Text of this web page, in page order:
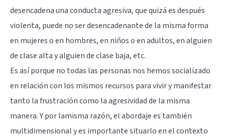
desencadena una conducta agresiva, que quizá es después
violenta, puede no ser desencadenante de la misma forma
en mujeres o en hombres, en niños o en adultos, en alguien
de clase alta y alguien de clase baja, etc.
Es así porque no todas las personas nos hemos socializado
en relación con los mismos recursos para vivir y manifestar
tanto la frustración como la agresividad de la misma
manera. Y por lamisma razón, el abordaje es también
multidimensional y es importante situarlo en el contexto